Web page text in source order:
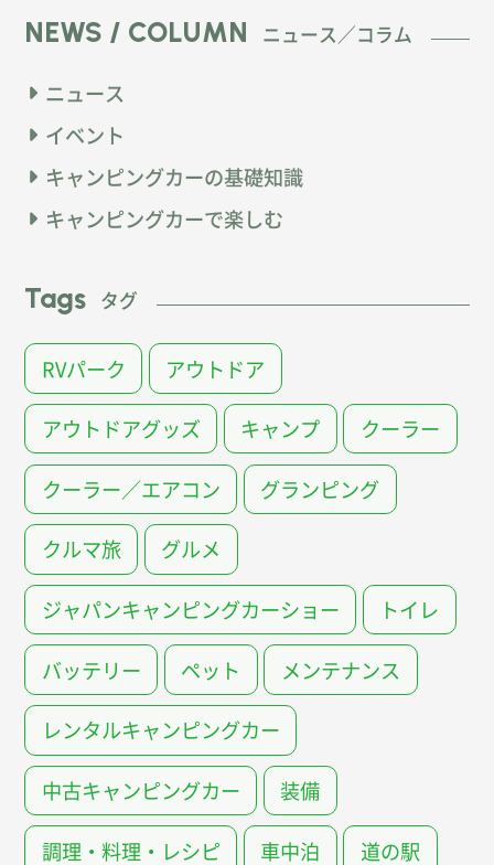
NEWS / COLUMN ニュース／コラム
ニュース
イベント
キャンピングカーの基礎知識
キャンピングカーで楽しむ
Tags タグ
RVパーク アウトドア
アウトドアグッズ キャンプ クーラー
クーラー／エアコン グランピング
クルマ旅 グルメ
ジャパンキャンピングカーショー トイレ
バッテリー ペット メンテナンス
レンタルキャンピングカー
中古キャンピングカー 装備
調理・料理・レシピ 車中泊 道の駅